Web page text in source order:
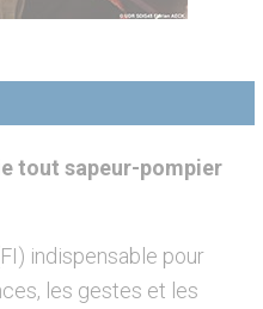
tout sapeur-pompier
indispensable pour
les gestes et les